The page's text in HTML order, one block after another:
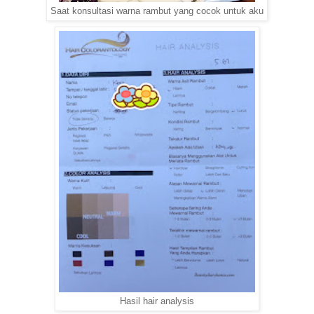
Saat konsultasi warna rambut yang cocok untuk aku
Hasil hair analysis